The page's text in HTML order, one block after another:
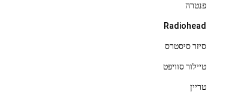
פנטרה
Radiohead
סיזר סיסטרס
טיילור סוויפט
טריין